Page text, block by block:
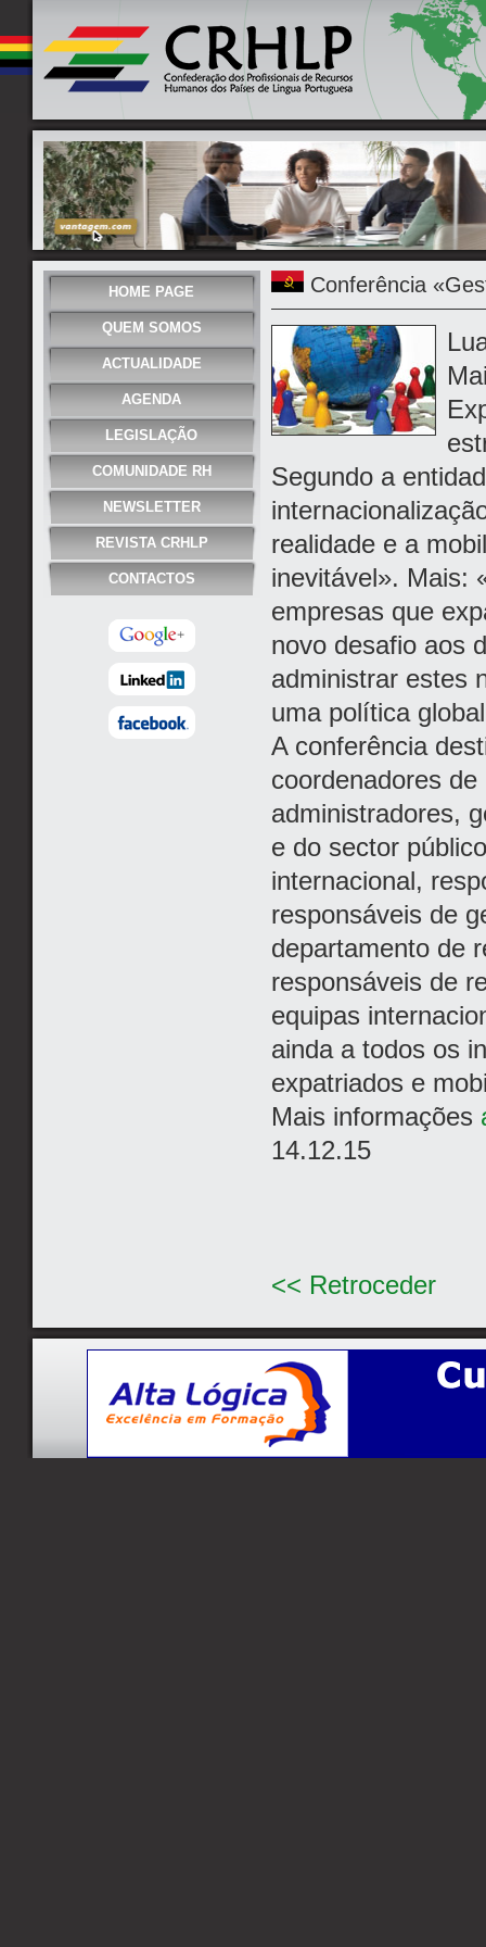
HOME PAGE
QUEM SOMOS
ACTUALIDADE
AGENDA
LEGISLAÇÃO
COMUNIDADE RH
NEWSLETTER
REVISTA CRHLP
CONTACTOS
Conferência
Segundo a
realidade e a
inevitável». Mais:
empresas que
novo desafio aos
administrar estes
uma política
A conferência
coordenadores
administradores,
e do sector
internacional,
responsáveis de
departamento de
responsáveis de
equipas
ainda a todos os
expatriados e
Mais informações
14.12.15
<< Retroceder